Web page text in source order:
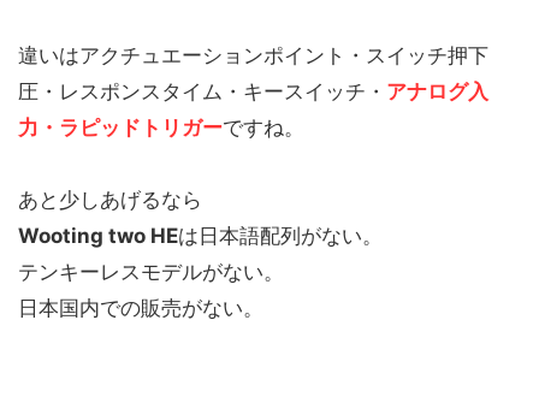
違いはアクチュエーションポイント・スイッチ押下
圧・レスポンスタイム・キースイッチ・ アナログ入
力・ラピッドトリガーですね。
あと少しあげるなら
Wooting two HEは日本語配列がない。
テンキーレスモデルがない。
日本国内での販売がない。